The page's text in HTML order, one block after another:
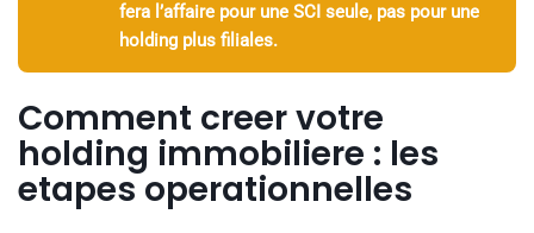
fera l’affaire pour une SCI seule, pas pour une
holding plus filiales.
Comment creer votre
holding immobiliere : les
etapes operationnelles